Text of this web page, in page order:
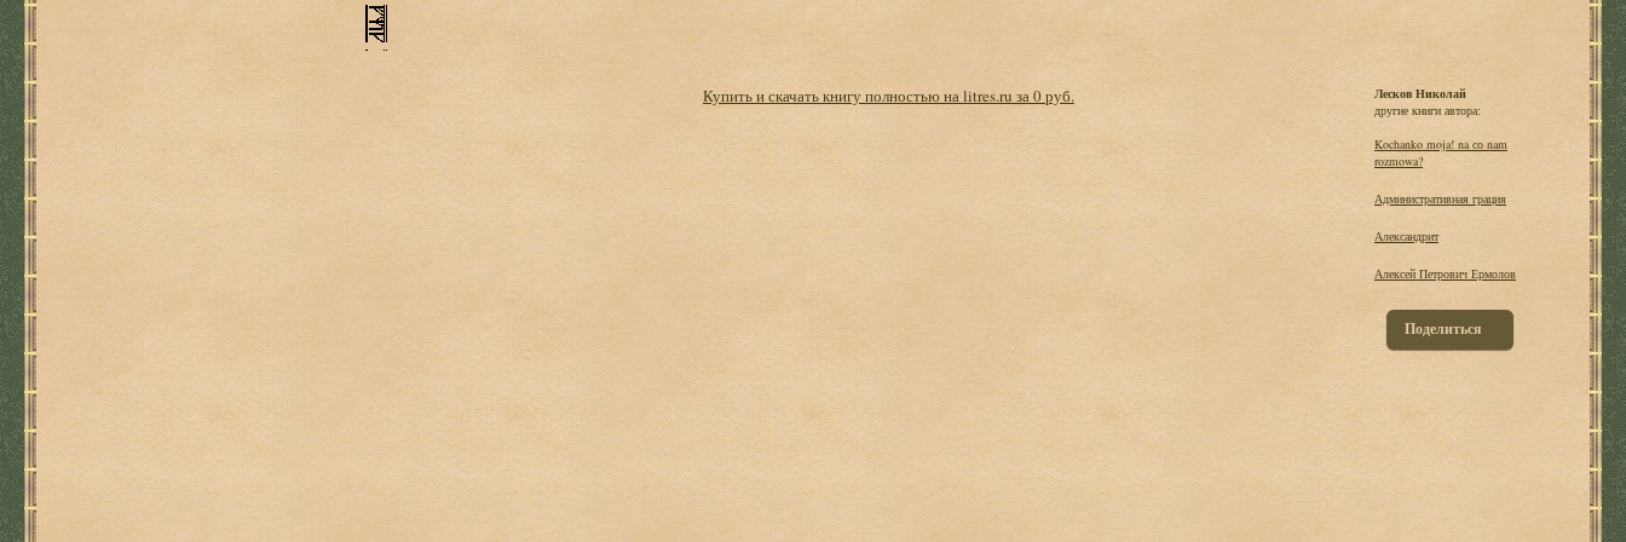
Купить и скачать книгу полностью на litres.ru за 0 руб.
Лесков Николай
другие книги автора:
Kochanko moja! na со nam
rozmowa?
Административная грация
Александрит
Алексей Петрович Ермолов
Поделиться